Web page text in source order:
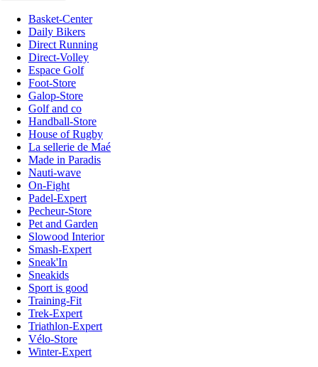
Basket-Center
Daily Bikers
Direct Running
Direct-Volley
Espace Golf
Foot-Store
Galop-Store
Golf and co
Handball-Store
House of Rugby
La sellerie de Maé
Made in Paradis
Nauti-wave
On-Fight
Padel-Expert
Pecheur-Store
Pet and Garden
Slowood Interior
Smash-Expert
Sneak'In
Sneakids
Sport is good
Training-Fit
Trek-Expert
Triathlon-Expert
Vélo-Store
Winter-Expert